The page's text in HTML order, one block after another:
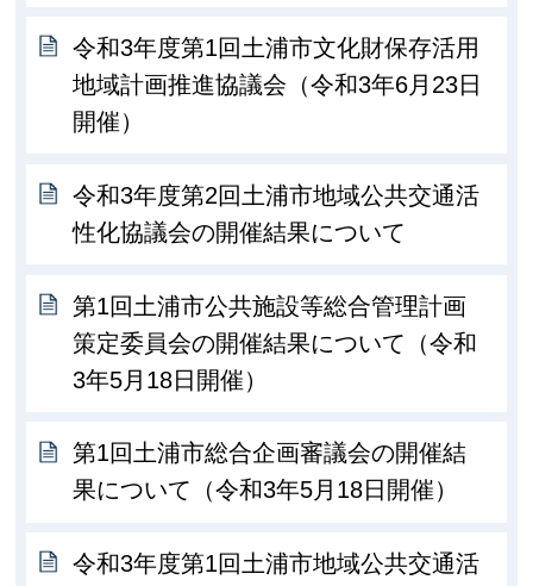
令和3年度第1回土浦市文化財保存活用
地域計画推進協議会（令和3年6月23日
開催）
令和3年度第2回土浦市地域公共交通活
性化協議会の開催結果について
第1回土浦市公共施設等総合管理計画
策定委員会の開催結果について（令和
3年5月18日開催）
第1回土浦市総合企画審議会の開催結
果について（令和3年5月18日開催）
令和3年度第1回土浦市地域公共交通活